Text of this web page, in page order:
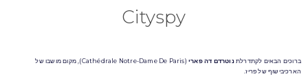
Cityspy
ברוכים הבאים לקתדרלתנוטרדם דה פארי
(Cathédrale Notre-Dame De Paris), מקום מושבו של
הארכיבישוף של פריז.